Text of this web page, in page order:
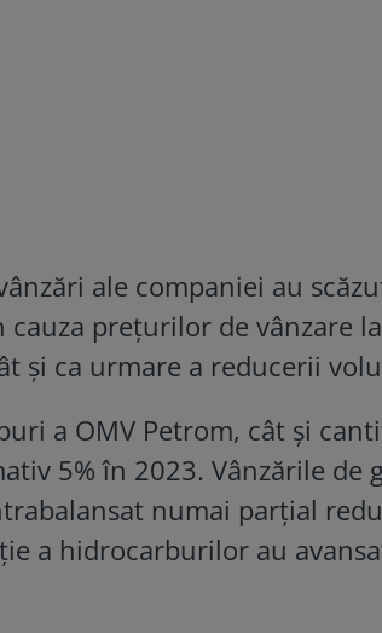
ale companiei au
prețurilor de vânzare
și ca urmare a reducerii
a OMV Petrom, cât și
5% în 2023. Vânzările de
numai parțial
a hidrocarburilor au